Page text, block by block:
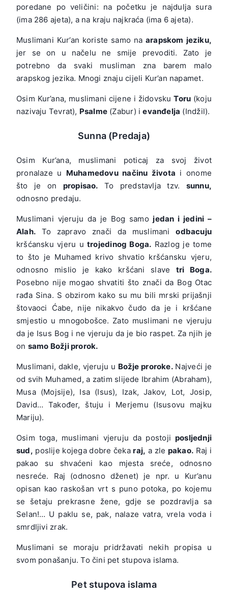
poredane po veličini: na početku je najdulja sura
(ima 286 ajeta), a na kraju najkraća (ima 6 ajeta).
Muslimani Kur’an koriste samo naarapskom jeziku,
jer se on u načelu ne smije prevoditi. Zato je
potrebno da svaki musliman zna barem malo
arapskog jezika. Mnogi znaju cijeli Kur’an napamet.
Osim Kur’ana, muslimani cijene i židovskuToru (koju
nazivaju Tevrat), Psalme (Zabur) ievanđelja (Indžil).
Sunna (Predaja)
Osim Kur’ana, muslimani poticaj za svoj život
pronalaze u Muhamedovu načinu života i onome
što je on propisao. To predstavlja tzv. sunnu,
odnosno predaju.
Muslimani vjeruju da je Bog samojedan i jedini –
Alah. To zapravo znači da muslimaniodbacuju
kršćansku vjeru utrojedinog Boga. Razlog je tome
to što je Muhamed krivo shvatio kršćansku vjeru,
odnosno mislio je kako kršćani slave tri Boga.
Posebno nije mogao shvatiti što znači da Bog Otac
rađa Sina. S obzirom kako su mu bili mrski prijašnji
štovaoci Ćabe, nije nikakvo čudo da je i kršćane
smjestio u mnogobošce. Zato muslimani ne vjeruju
da je Isus Bog i ne vjeruju da je bio raspet. Za njih je
on samo Božji prorok.
Muslimani, dakle, vjeruju u Božje proroke.Najveći je
od svih Muhamed, a zatim slijede Ibrahim (Abraham),
Musa (Mojsije), Isa (Isus), Izak, Jakov, Lot, Josip,
David… Također, štuju i Merjemu (Isusovu majku
Mariju).
Osim toga, muslimani vjeruju da postoji posljednji
sud, poslije kojega dobre čekaraj, a zle pakao. Raj i
pakao su shvaćeni kao mjesta sreće, odnosno
nesreće. Raj (odnosno dženet) je npr. u Kur’anu
opisan kao raskošan vrt s puno potoka, po kojemu
se šetaju prekrasne žene, gdje se pozdravlja sa
Selan!… U paklu se, pak, nalaze vatra, vrela voda i
smrdljivi zrak.
Muslimani se moraju pridržavati nekih propisa u
svom ponašanju. To čini pet stupova islama.
Pet stupova islama